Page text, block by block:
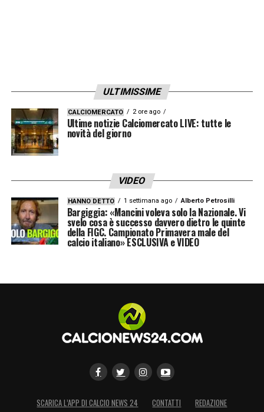
ULTIMISSIME
CALCIOMERCATO 2 ore ago
Ultime notizie Calciomercato LIVE: tutte le
novità del giorno
VIDEO
HANNO DETTO 1 settimana ago Alberto Petrosilli
Bargiggia: «Mancini voleva solo la Nazionale. Vi
svelo cosa è successo davvero dietro le quinte
della FIGC. Campionato Primavera male del
calcio italiano» ESCLUSIVA e VIDEO
SCARICA L’APP DI CALCIO NEWS 24 CONTATTI REDAZIONE